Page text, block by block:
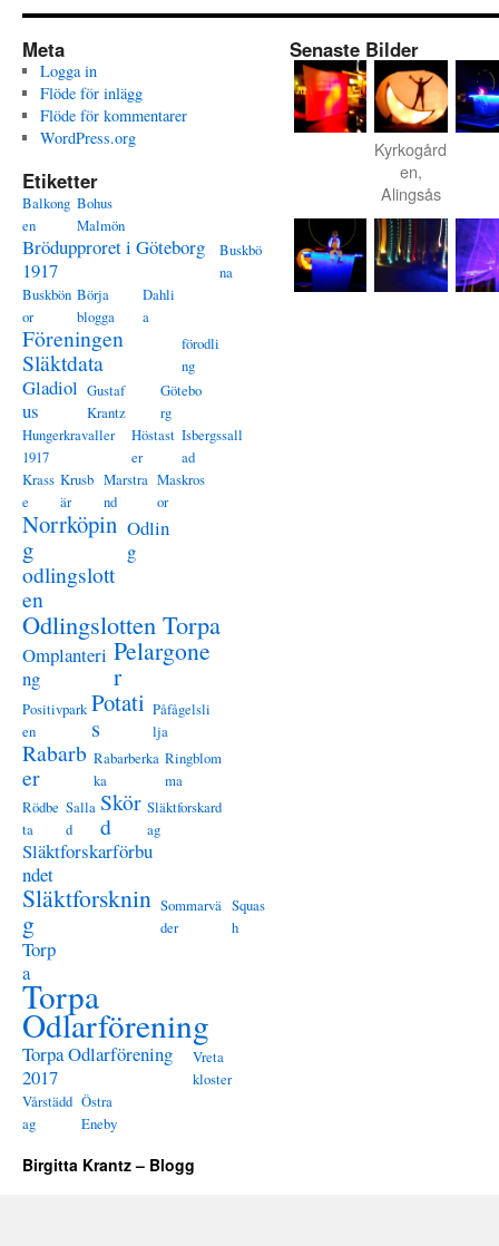
Meta
Logga in
Flöde för inlägg
Flöde för kommentarer
WordPress.org
Etiketter
Balkong
en
Bohus
Malmön
Brödupproret i Göteborg
1917
Buskbö
na
Buskbön
or
Börja
blogga
Dahli
a
Föreningen
Släktdata
förodli
ng
Gladiol
us
Gustaf
Krantz
Götebo
rg
Hungerkravaller
1917
Höstast
er
Isbergssall
ad
Krass
e
Krusb
är
Marstra
nd
Maskros
or
Norrköpin
g
Odlin
g
odlingslott
en
Odlingslotten Torpa
Omplanteri
ng
Pelargone
r
Positivpark
en
Potati
s
Påfågelsli
lja
Rabarb
er
Rabarberka
ka
Ringblom
ma
Rödbe
ta
Salla
d
Skör
d
Släktforskard
ag
Släktforskarförbu
ndet
Släktforsknin
g
Sommarvä
der
Squas
h
Torp
a
Torpa
Odlarförening
Torpa Odlarförening
2017
Vreta
kloster
Vårstädd
ag
Östra
Eneby
Senaste Bilder
Kyrkogård
en,
Alingsås
Birgitta Krantz – Blogg